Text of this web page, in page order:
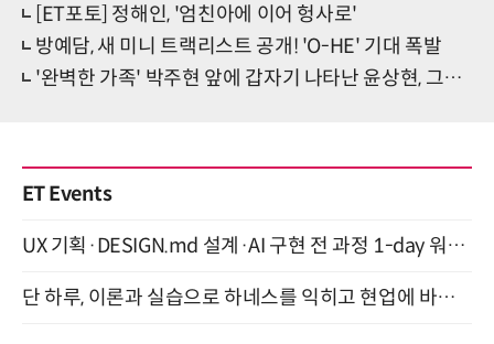
[ET포토] 정해인, '엄친아에 이어 헝사로'
방예담, 새 미니 트랙리스트 공개! 'O-HE' 기대 폭발
'완벽한 가족' 박주현 앞에 갑자기 나타난 윤상현, 그의 정체는?
ET Events
UX 기획·DESIGN.md 설계·AI 구현 전 과정 1-day 워크숍 with Claude Code·Codex 9월 15일 개최
단 하루, 이론과 실습으로 하네스를 익히고 현업에 바로 쓰는 핸즈온 워크숍 (8/20)